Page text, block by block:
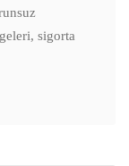
sigorta